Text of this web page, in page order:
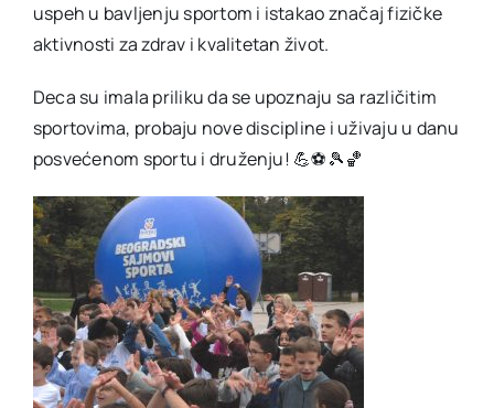
uspeh u bavljenju sportom i istakao značaj fizičke
aktivnosti za zdrav i kvalitetan život.
Deca su imala priliku da se upoznaju sa različitim
sportovima, probaju nove discipline i uživaju u danu
posvećenom sportu i druženju! 💪⚽🎾🏀